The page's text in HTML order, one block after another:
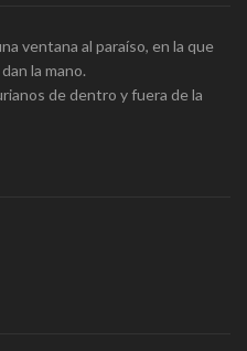
ventana al paraíso, en la que
la mano.
de dentro y fuera de la